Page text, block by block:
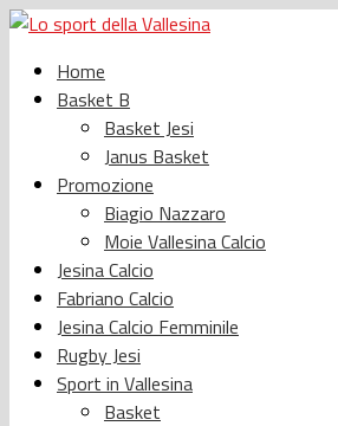
Home
Basket B
Basket Jesi
Janus Basket
Promozione
Biagio Nazzaro
Moie Vallesina Calcio
Jesina Calcio
Fabriano Calcio
Jesina Calcio Femminile
Rugby Jesi
Sport in Vallesina
Basket